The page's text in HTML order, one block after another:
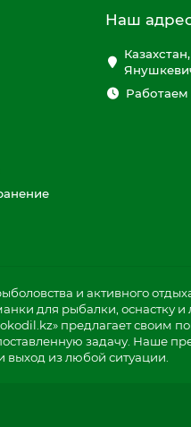
Наш
Работаем
и активного
для рыбалки, оснастку и
предлагает своим
задачу. Наше
из любой ситуации.